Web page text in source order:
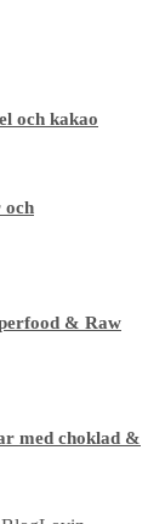
och kakao
och
& Raw
med choklad &